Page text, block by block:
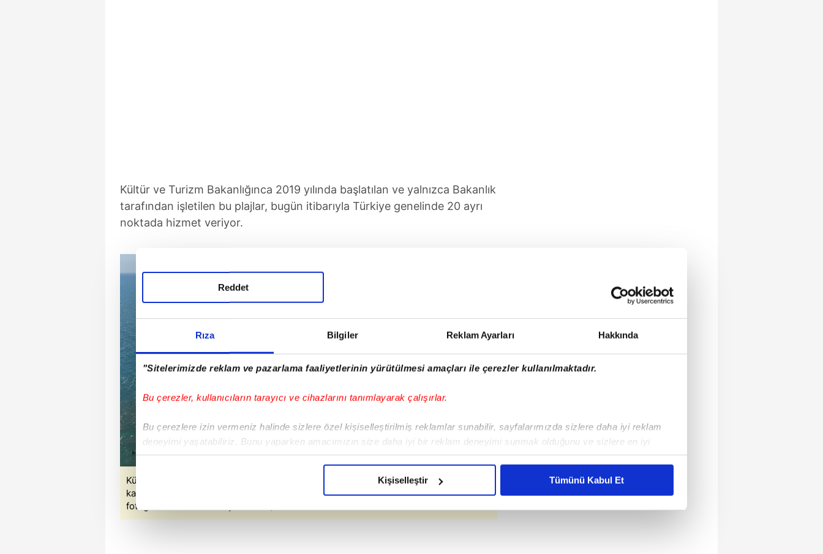
Rıza Bilgiler Reklam Ayarları Hakkında
"Sitelerimizde reklam ve pazarlama faaliyetlerinin yürütülmesi amaçları ile çerezler kullanılmaktadır.
Bu çerezler, kullanıcıların tarayıcı ve cihazlarını tanımlayarak çalışırlar.
Bu çerezlere izin vermeniz halinde sizlere özel kişiselleştirilmiş reklamlar sunabilir, sayfalarımızda sizlere daha iyi reklam
deneyimi yaşatabiliriz. Bunu yaparken amacımızın size daha iyi bir reklam deneyimi sunmak olduğunu ve sizlere en iyi
içerikleri sunabilmek adına elimizden gelen çabayı gösterdiğimizi ve bu noktada, reklamların maliyetlerimizi karşılamak
Reddet
Kişiselleştir Tümünü Kabul Et
Kültür ve Turizm Bakanlığınca 2019 yılında başlatılan ve yalnızca Bakanlık
tarafından işletilen bu plajlar, bugün itibarıyla Türkiye genelinde 20 ayrı
noktada hizmet veriyor.
Kültür ve Turizm Bakanı Mehmet Nuri Ersoy'un başlattığı ücretsiz halk plajı projesi
kapsamında Türkiye genelinde 20 noktada hizmet veriliyor.(Haberde yer alan
fotoğraf Takvim Foto Arşiv'e aittir.)